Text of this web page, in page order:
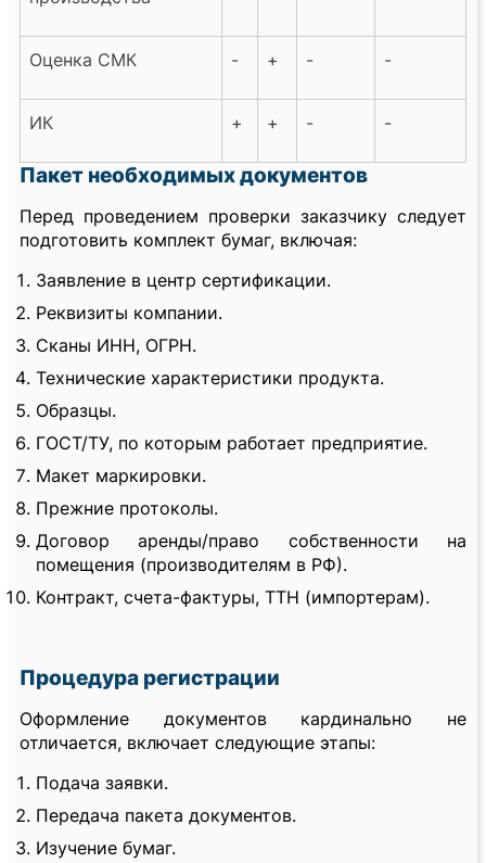
Оценка СМК - + - -
ИК + + - -
Пакет необходимых документов
Перед проведением проверки заказчику следует
подготовить комплект бумаг, включая:
Заявление в центр сертификации.
Реквизиты компании.
Сканы ИНН, ОГРН.
Технические характеристики продукта.
Образцы.
ГОСТ/ТУ, по которым работает предприятие.
Макет маркировки.
Прежние протоколы.
Договор аренды/право собственности на
помещения (производителям в РФ).
Контракт, счета-фактуры, ТТН (импортерам).
Процедура регистрации
Оформление документов кардинально не
отличается, включает следующие этапы:
Подача заявки.
Передача пакета документов.
Изучение бумаг.